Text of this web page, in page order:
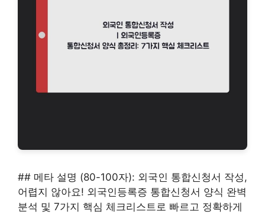
## 메타 설명 (80-100자): 외국인 통합신청서 작성,
어렵지 않아요! 외국인등록증 통합신청서 양식 완벽
분석 및 7가지 핵심 체크리스트로 빠르고 정확하게